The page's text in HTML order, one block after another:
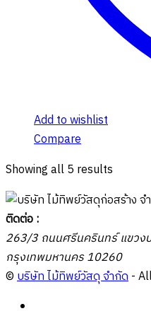
Add to wishlist
Compare
Showing all 5 results
ติดต่อ :
263/3 ถนนศรีนครินทร์ แขวงบ
กรุงเทพมหานคร 10260
©บริษัท ไม้ทิพย์วัสดุ จำกัด-